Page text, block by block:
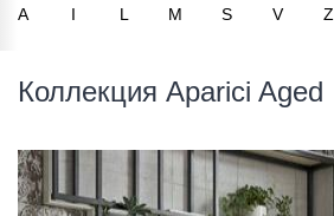
A I L M S V Z
Коллекция Aparici Aged